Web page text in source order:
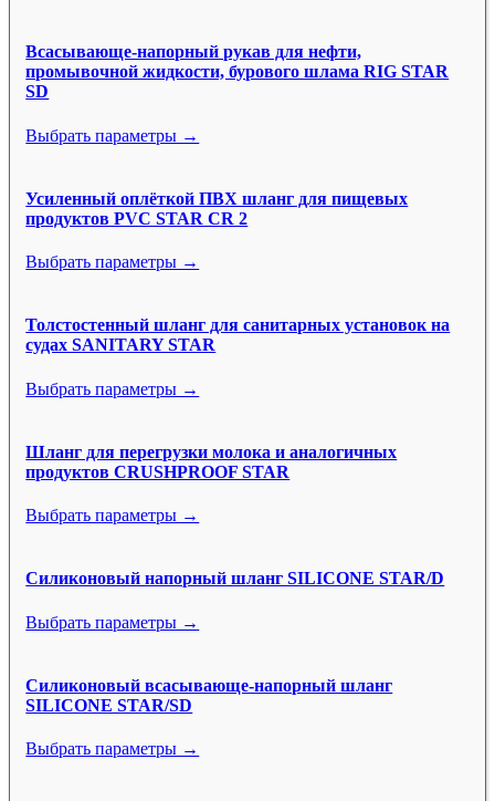
Всасывающе-напорный рукав для нефти,
промывочной жидкости, бурового шлама RIG STAR
SD
Выбрать параметры →
Усиленный оплёткой ПВХ шланг для пищевых
продуктов PVC STAR CR 2
Выбрать параметры →
Толстостенный шланг для санитарных установок на
судах SANITARY STAR
Выбрать параметры →
Шланг для перегрузки молока и аналогичных
продуктов CRUSHPROOF STAR
Выбрать параметры →
Силиконовый напорный шланг SILICONE STAR/D
Выбрать параметры →
Силиконовый всасывающе-напорный шланг
SILICONE STAR/SD
Выбрать параметры →